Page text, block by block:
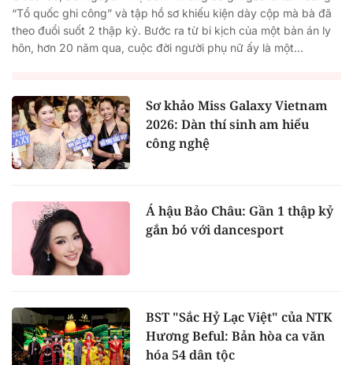
“Tổ quốc ghi công” và tập hồ sơ khiếu kiện dày cộp mà bà đã
theo đuổi suốt 2 thập kỷ. Bước ra từ bi kịch của một bản án ly
hôn, hơn 20 năm qua, cuộc đời người phụ nữ ấy là một...
Sơ khảo Miss Galaxy Vietnam
2026: Dàn thí sinh am hiểu
công nghệ
Á hậu Bảo Châu: Gần 1 thập kỷ
gắn bó với dancesport
BST "Sắc Hỷ Lạc Việt" của NTK
Hương Beful: Bản hòa ca văn
hóa 54 dân tộc